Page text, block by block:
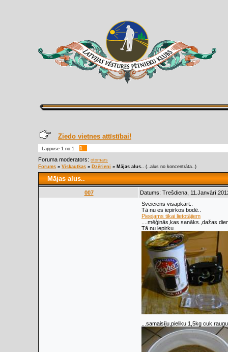
Ziedo vietnes attīstībai!
Lappuse 1 no 1
1
Foruma moderators: otomars
Forums » Viskautkas » Dzērieni » Mājas alus.. (..alus no koncentrāta..)
Mājas alus..
007
Datums: Trešdiena,
Sveiciens visapkārt..
Tā nu es iepirkos bodē..
Pieejams tikai lietotājiem
....mēģinās,kas sanāks.,dažas
Tā nu iepirku..
...samaisīju,pieliku 1,5kg